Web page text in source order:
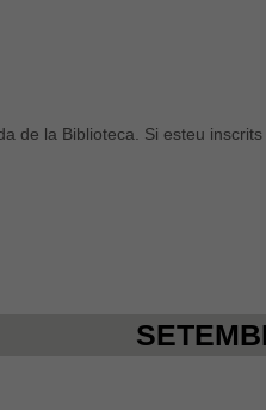
de la Biblioteca. Si esteu inscrits